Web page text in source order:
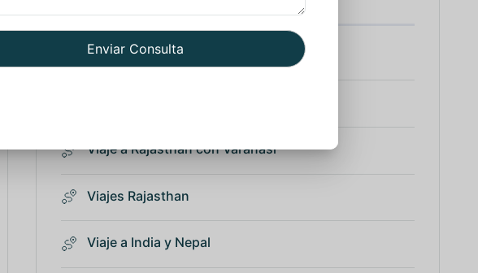
Viaje a India
Viaje a Rajasthan con Varanasi
Viajes Rajasthan
Viaje a India y Nepal